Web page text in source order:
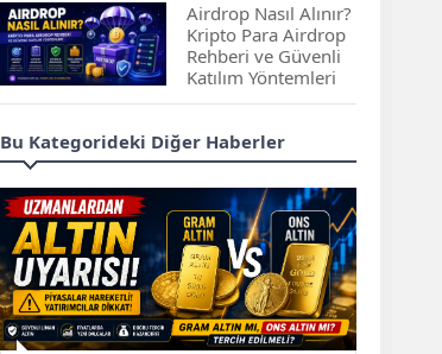
Airdrop Nasıl Alınır?
Kripto Para Airdrop
Rehberi ve Güvenli
Katılım Yöntemleri
Spot ve Vadeli İşlem
Arasındaki Farklar |
İçin Daha Uygun?
ABD-İran Anlaşması
Sonrası Altın Rekora
Koştu, Petrol
Fiyatları Sert Düştü
Bu Kategorideki Diğer Haberler